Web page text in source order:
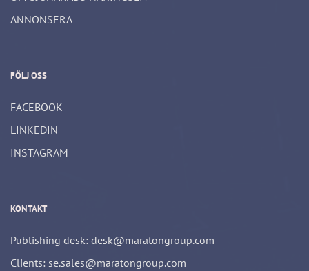
ANNONSERA
FÖLJ OSS
FACEBOOK
LINKEDIN
INSTAGRAM
KONTAKT
Publishing desk: desk@maratongroup.com
Clients: se.sales@maratongroup.com